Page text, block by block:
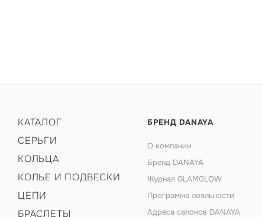
КАТАЛОГ
СЕРЬГИ
КОЛЬЦА
КОЛЬЕ И ПОДВЕСКИ
ЦЕПИ
БРАСЛЕТЫ
БРЕНД DANAYA
О компании
Бренд DANAYA
Журнал GLAMGLOW
Программа лояльности
Адреса салонов DANAYA